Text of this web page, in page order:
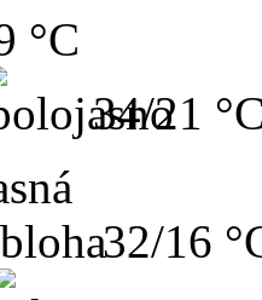
°C
34/21
32/16